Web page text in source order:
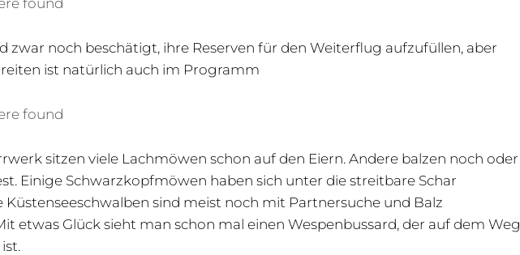
found
zwar noch beschätigt, ihre Reserven für den Weiterflug aufzufüllen, aber
ist natürlich auch im Programm
found
sitzen viele Lachmöwen schon auf den Eiern. Andere balzen noch oder
Einige Schwarzkopfmöwen haben sich unter die streitbare Schar
Küstenseeschwalben sind meist noch mit Partnersuche und Balz
etwas Glück sieht man schon mal einen Wespenbussard, der auf dem Weg